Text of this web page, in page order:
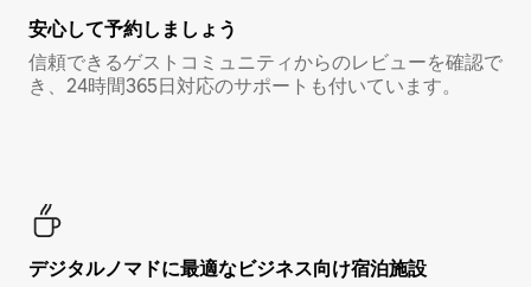
安心して予約しましょう
信頼できるゲストコミュニティからのレビューを確認で
き、24時間365日対応のサポートも付いています。
デジタルノマド⁠に最⁠適⁠なビ⁠ジ⁠ネ⁠ス⁠向⁠け宿⁠泊⁠施⁠設